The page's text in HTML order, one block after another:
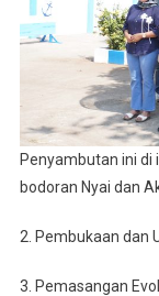
Penyambutan ini di
bodoran Nyai dan
2. Pembukaan dan
3. Pemasangan